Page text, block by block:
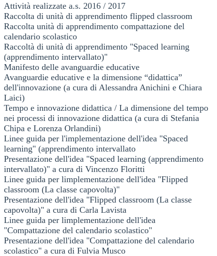
Attività realizzate a.s. 2016 / 2017
Raccolta di unità di apprendimento flipped classroom
Raccolta unità di apprendimento compattazione del
calendario scolastico
Raccoltà di unità di apprendimento "Spaced learning
(apprendimento intervallato)"
Manifesto delle avanguardie educative
Avanguardie educative e la dimensione “didattica”
dell'innovazione (a cura di Alessandra Anichini e Chiara
Laici)
Tempo e innovazione didattica / La dimensione del tempo
nei processi di innovazione didattica (a cura di Stefania
Chipa e Lorenza Orlandini)
Linee guida per l'implementazione dell'idea "Spaced
learning" (apprendimento intervallato
Presentazione dell'idea "Spaced learning (apprendimento
intervallato)" a cura di Vincenzo Floritti
Linee guida per limplementazione dell'idea "Flipped
classroom (La classe capovolta)"
Presentazione dell'idea "Flipped classroom (La classe
capovolta)" a cura di Carla Lavista
Linee guida per limplementazione dell'idea
"Compattazione del calendario scolastico"
Presentazione dell'idea "Compattazione del calendario
scolastico" a cura di Fulvia Musco